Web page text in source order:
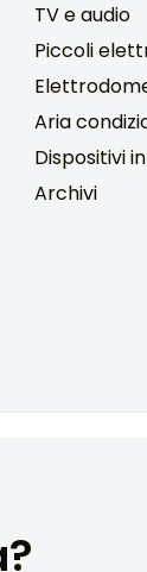
TV e audio
Piccoli
Aria
Dispositivi
Archivi